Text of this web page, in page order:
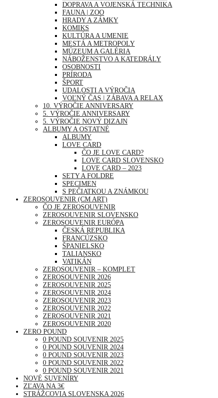
DOPRAVA A VOJENSKÁ TECHNIKA
FAUNA | ZOO
HRADY A ZÁMKY
KOMIKS
KULTÚRA A UMENIE
MESTÁ A METROPOLY
MÚZEUM A GALÉRIA
NÁBOŽENSTVO A KATEDRÁLY
OSOBNOSTI
PRÍRODA
ŠPORT
UDALOSTI A VÝROČIA
VOĽNÝ ČAS | ZÁBAVA A RELAX
10. VÝROČIE ANNIVERSARY
5. VÝROČIE ANNIVERSARY
5. VÝROČIE NOVÝ DIZAJN
ALBUMY A OSTATNÉ
ALBUMY
LOVE CARD
ČO JE LOVE CARD?
LOVE CARD SLOVENSKO
LOVE CARD – 2023
SETY A FOLDRE
SPECIMEN
S PEČIATKOU A ZNÁMKOU
ZEROSOUVENIR (CM ART)
ČO JE ZEROSOUVENIR
ZEROSOUVENIR SLOVENSKO
ZEROSOUVENIR EURÓPA
ČESKÁ REPUBLIKA
FRANCÚZSKO
ŠPANIELSKO
TALIANSKO
VATIKÁN
ZEROSOUVENIR – KOMPLET
ZEROSOUVENIR 2026
ZEROSOUVENIR 2025
ZEROSOUVENIR 2024
ZEROSOUVENIR 2023
ZEROSOUVENIR 2022
ZEROSOUVENIR 2021
ZEROSOUVENIR 2020
ZERO POUND
0 POUND SOUVENIR 2025
0 POUND SOUVENIR 2024
0 POUND SOUVENIR 2023
0 POUND SOUVENIR 2022
0 POUND SOUVENIR 2021
NOVÉ SUVENÍRY
ZĽAVA NA 3€
STRÁŽCOVIA SLOVENSKA 2026